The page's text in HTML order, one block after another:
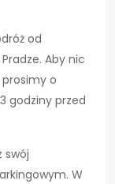
od
Aby nic
prosimy o
godziny przed
swój
W